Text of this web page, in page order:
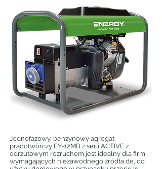
Jednofazowy, benzynowy agregat
prądotwórczy EY-12MB z serii ACTIVE z
odrzutowym rozruchem jest idealny dla firm
wymagających niezawodnego źródła de, do